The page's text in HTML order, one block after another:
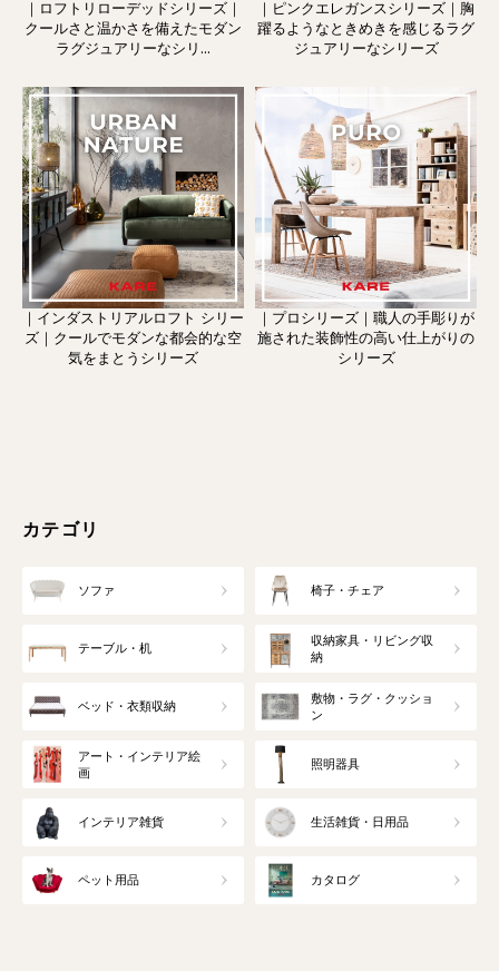
｜ロフトリローデッドシリーズ｜
クールさと温かさを備えたモダン
ラグジュアリーなシリ...
｜ピンクエレガンスシリーズ｜胸
躍るようなときめきを感じるラグ
ジュアリーなシリーズ
｜インダストリアルロフト シリー
ズ｜クールでモダンな都会的な空
気をまとうシリーズ
｜プロシリーズ｜職人の手彫りが
施された装飾性の高い仕上がりの
シリーズ
カテゴリ
ソファ 椅子・チェア
テーブル・机
収納家具・リビング収
納
ベッド・衣類収納
敷物・ラグ・クッショ
ン
アート・インテリア絵
画
照明器具
インテリア雑貨 生活雑貨・日用品
ペット用品 カタログ